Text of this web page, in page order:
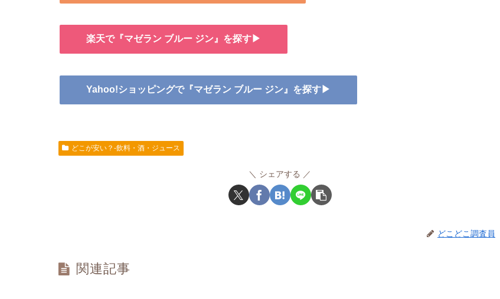
楽天で『マゼラン ブルー ジン』を探す▶
Yahoo!ショッピングで『マゼラン ブルー ジン』を探す▶
どこが安い？-飲料・酒・ジュース
シェアする
どこどこ調査員
関連記事